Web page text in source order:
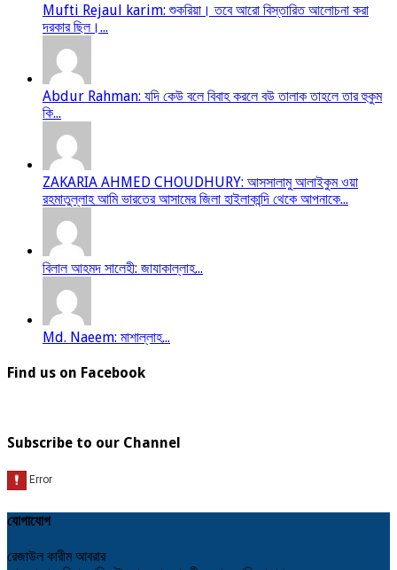
Mufti Rejaul karim: শুকরিয়া। তবে আরো বিস্তারিত আলোচনা করা
দরকার ছিল।...
Abdur Rahman: যদি কেউ বলে বিবাহ করলে বউ তালাক তাহলে তার হুকুম
কি...
ZAKARIA AHMED CHOUDHURY: আসসালামু আলাইকুম ওয়া
রহমাতুল্লাহ আমি ভারতের আসামের জিলা হাইলাকান্দি থেকে আপনাকে...
বিলাল আহমদ সালেহী: জাযাকাল্লাহ...
Md. Naeem: মাশাল্লাহ...
Find us on Facebook
Subscribe to our Channel
যোগাযোগ
রেজাউল কারীম আবরার